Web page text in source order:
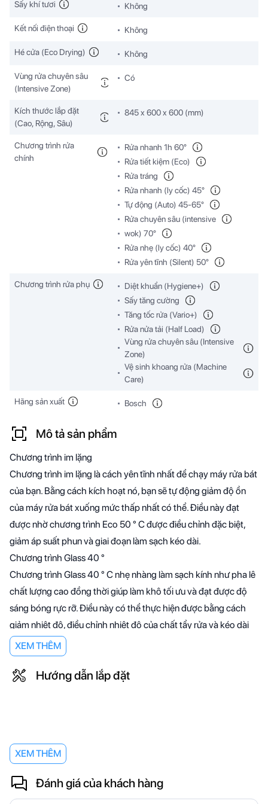
Sấy khí tươi Không
Kết nối điện thoại Không
Hé cửa (Eco Drying) Không
Vùng rửa chuyên sâu
(Intensive Zone)
Có
Kích thước lắp đặt
(Cao, Rộng, Sâu)
845 x 600 x 600 (mm)
Chương trình rửa
chính
Rửa nhanh 1h 60°
Rửa tiết kiệm (Eco)
Rửa tráng
Rửa nhanh (ly cốc) 45°
Tự động (Auto) 45-65°
Rửa chuyên sâu (intensive
wok) 70°
Rửa nhẹ (ly cốc) 40°
Rửa yên tĩnh (Silent) 50°
Chương trình rửa phụ
Diệt khuẩn (Hygiene+)
Sấy tăng cường
Tăng tốc rửa (Vario+)
Rửa nửa tải (Half Load)
Vùng rửa chuyên sâu (Intensive
Zone)
Vệ sinh khoang rửa (Machine
Care)
Hãng sản xuất Bosch
Mô tả sản phẩm
Chương trình im lặng
Chương trình im lặng là cách yên tĩnh nhất để chạy máy rửa bát
của bạn. Bằng cách kích hoạt nó, bạn sẽ tự động giảm độ ồn
của máy rửa bát xuống mức thấp nhất có thể. Điều này đạt
được nhờ chương trình Eco 50 ° C được điều chỉnh đặc biệt,
giảm áp suất phun và giai đoạn làm sạch kéo dài.
Chương trình Glass 40 °
Chương trình Glass 40 ° C nhẹ nhàng làm sạch kính như pha lê
chất lượng cao đồng thời giúp làm khô tối ưu và đạt được độ
sáng bóng rực rỡ. Điều này có thể thực hiện được bằng cách
giảm nhiệt độ, điều chỉnh nhiệt độ của chất tẩy rửa và kéo dài
thời gian sấy. Kính sáng bóng và không có cặn khô là bằng
chứng rõ ràng về kết quả làm sạch tuyệt vời và nhẹ nhàng.
Linh hoạt hơn rõ ràng và sử dụng không gian tốt hơn
giỏ hàng trên cùng được tải đầy đủ
Nhờ hệ thống Rackmatic ba, chiều cao của giỏ trên cùng có
thể dễ dàng điều chỉnh lên đến 5 cm. Và bạn có thể làm điều
này khi nó được tải đầy đủ. Điều đó có nghĩa là có nhiều tùy
XEM THÊM
Hướng dẫn lắp đặt
XEM THÊM
Đánh giá của khách hàng